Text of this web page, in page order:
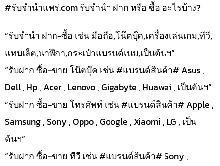
#รับจํานําแพร่.com รับจำนำ ฝาก หรือ ซื้อ อะไรบ้าง?
“รับจำนำ ฝาก-ซื้อ เช่น มือถือ,โน๊ตบุ๊ค,เครื่องเล่นเกม,ทีวี,
แทบเล็ต,นาฬิกา,กระเป๋าแบรนด์เนม,เป็นต้นฯ”
“รับฝาก ซื้อ-ขาย โน๊ตบุ๊ค เช่น #แบรนด์สินค้า# Asus ,
Dell , Hp , Acer , Lenovo , Gigabyte , Huawei , เป็นต้นฯ”
“รับฝาก ซื้อ-ขาย โทรศัพท์ เช่น #แบรนด์สินค้า# Apple ,
Samsung , Sony , Oppo , Google , Xiaomi , LG , เป็น
ต้นฯ”
“รับฝาก ซื้อ-ขาย ทีวี เช่น #แบรนด์สินค้า# Sony ,